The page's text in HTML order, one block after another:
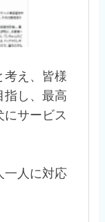
考え、皆様
指し、最高
サービス
一人に対応